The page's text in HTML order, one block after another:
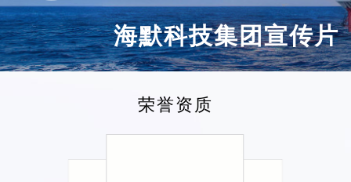
海默科技集团宣传片
荣誉资质